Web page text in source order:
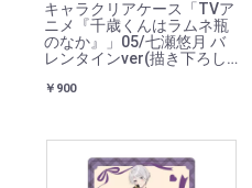
キャラクリアケース「TVア
ニメ『千歳くんはラムネ瓶
のなか』」05/七瀬悠月 バ
レンタインver(描き下ろし
￥900